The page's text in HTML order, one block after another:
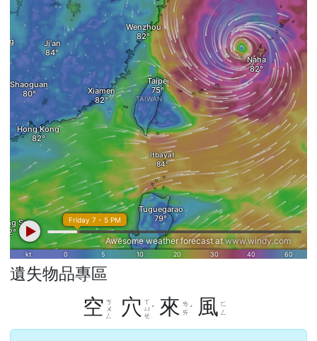
遺失物品專區
右邊區域內容
空 ㄎ
ㄨ
ㄥ
穴 ㄒ
ㄩ
ㄝ
ˋ 來 ㄌ
ㄞ ˊ 風 ㄈ
ㄥ